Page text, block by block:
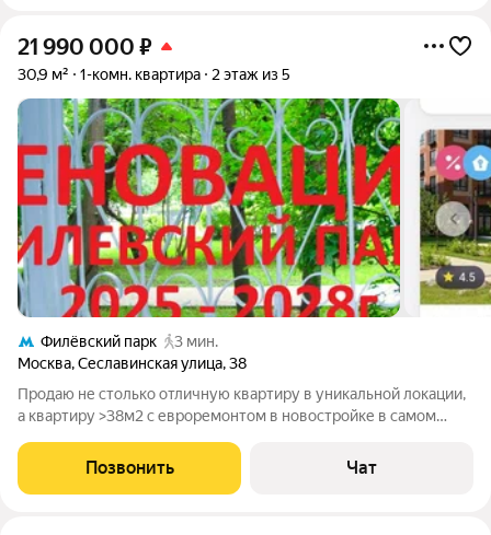
21 990 000 ₽
30,9 м² 1-комн. квартира 2 этаж из 5
Филёвский парк
3 мин.
Москва,Сеславинская улица,38
Продаю не столько отличную квартиру в уникальной локации,
а квартиру >38м2 с евроремонтом в новостройке в самом
превратиться (на месте дома утверждена стартовая
площадка(СП)). Квартира в
Позвонить Чат